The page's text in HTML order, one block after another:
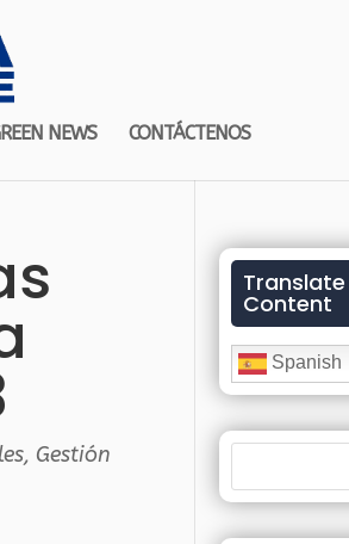
NEWS CONTÁCTENOS
, Gestión
Content
Spanish